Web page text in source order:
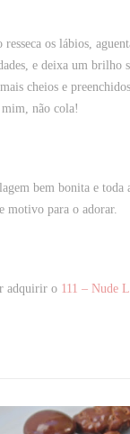
os lábios,
e deixa um brilho
cheios e
não cola!
bem bonita e toda
motivo para o adorar.
adquirir o 111 – Nude